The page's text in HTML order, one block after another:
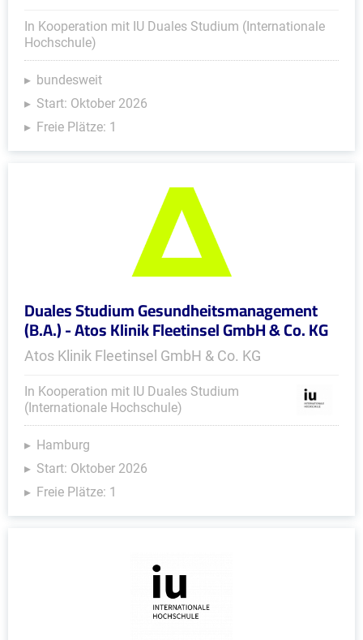
In Kooperation mit IU Duales Studium (Internationale
Hochschule)
bundesweit
Start: Oktober 2026
Freie Plätze: 1
Duales Studium Gesundheitsmanagement
(B.A.) - Atos Klinik Fleetinsel GmbH & Co. KG
Atos Klinik Fleetinsel GmbH & Co. KG
In Kooperation mit IU Duales Studium
(Internationale Hochschule)
Hamburg
Start: Oktober 2026
Freie Plätze: 1